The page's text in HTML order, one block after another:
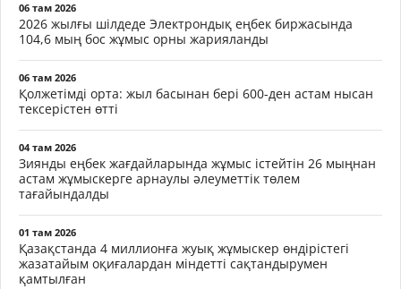
06 там 2026
2026 жылғы шілдеде Электрондық еңбек биржасында
104,6 мың бос жұмыс орны жарияланды
06 там 2026
Қолжетімді орта: жыл басынан бері 600-ден астам нысан
тексерістен өтті
04 там 2026
Зиянды еңбек жағдайларында жұмыс істейтін 26 мыңнан
астам жұмыскерге арнаулы әлеуметтік төлем
тағайындалды
01 там 2026
Қазақстанда 4 миллионға жуық жұмыскер өндірістегі
жазатайым оқиғалардан міндетті сақтандырумен
қамтылған